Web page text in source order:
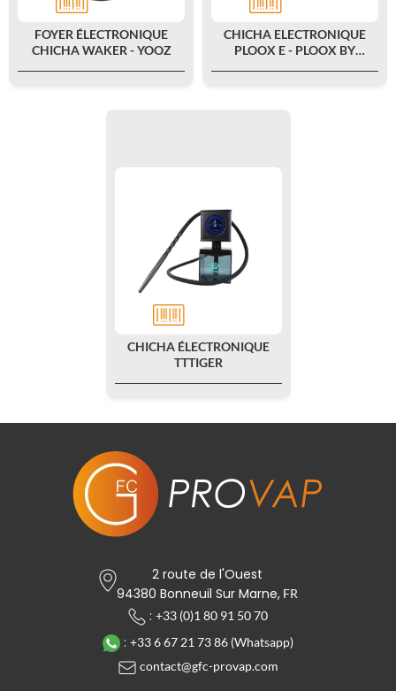
FOYER ÉLECTRONIQUE
CHICHA WAKER - YOOZ
CHICHA ELECTRONIQUE
PLOOX E - PLOOX BY
CHICHA ÉLECTRONIQUE
TTTIGER
2 route de l'Ouest
94380 Bonneuil Sur Marne,FR
: +33 (0)1 80 91 50 70
: +33 6 67 21 73 86 (Whatsapp)
contact@gfc-provap.com